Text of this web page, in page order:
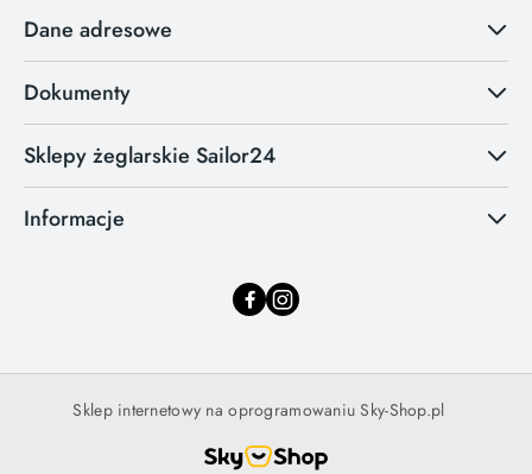
Dane adresowe
Dokumenty
Sklepy żeglarskie Sailor24
Informacje
Sklep internetowy na oprogramowaniu Sky-Shop.pl